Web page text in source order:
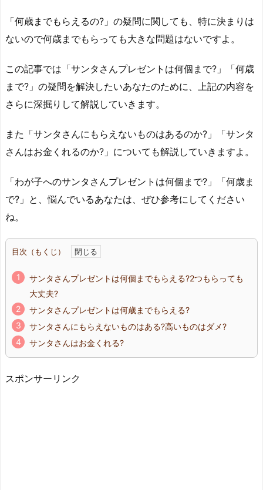
「何歳までもらえるの?」の疑問に関しても、特に決まりは
ないので何歳までもらっても大きな問題はないですよ。
この記事では「サンタさんプレゼントは何個まで?」「何歳
まで?」の疑問を解決したいあなたのために、上記の内容を
さらに深掘りして解説していきます。
また「サンタさんにもらえないものはあるのか?」「サンタ
さんはお金くれるのか?」についても解説していきますよ。
「わが子へのサンタさんプレゼントは何個まで?」「何歳ま
で?」と、悩んでいるあなたは、ぜひ参考にしてください
ね。
目次（もくじ）
サンタさんプレゼントは何個までもらえる?2つもらっても
大丈夫?
サンタさんプレゼントは何歳までもらえる?
サンタさんにもらえないものはある?高いものはダメ?
サンタさんはお金くれる?
スポンサーリンク